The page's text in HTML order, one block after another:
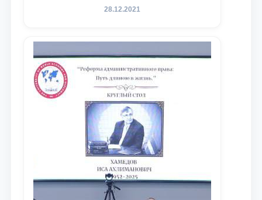
amalga oshirilayotgan islohotlar hamda
maqsadida xorijiy va mahalliy ilmiy
nashrlarda chop etilgan maqolalar
dayjesti
28.12.2021